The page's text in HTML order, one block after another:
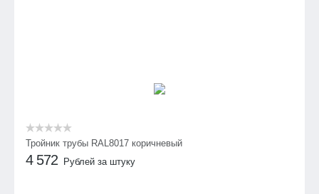
Тройник трубы RAL8017 коричневый
4 572 Рублей за штуку